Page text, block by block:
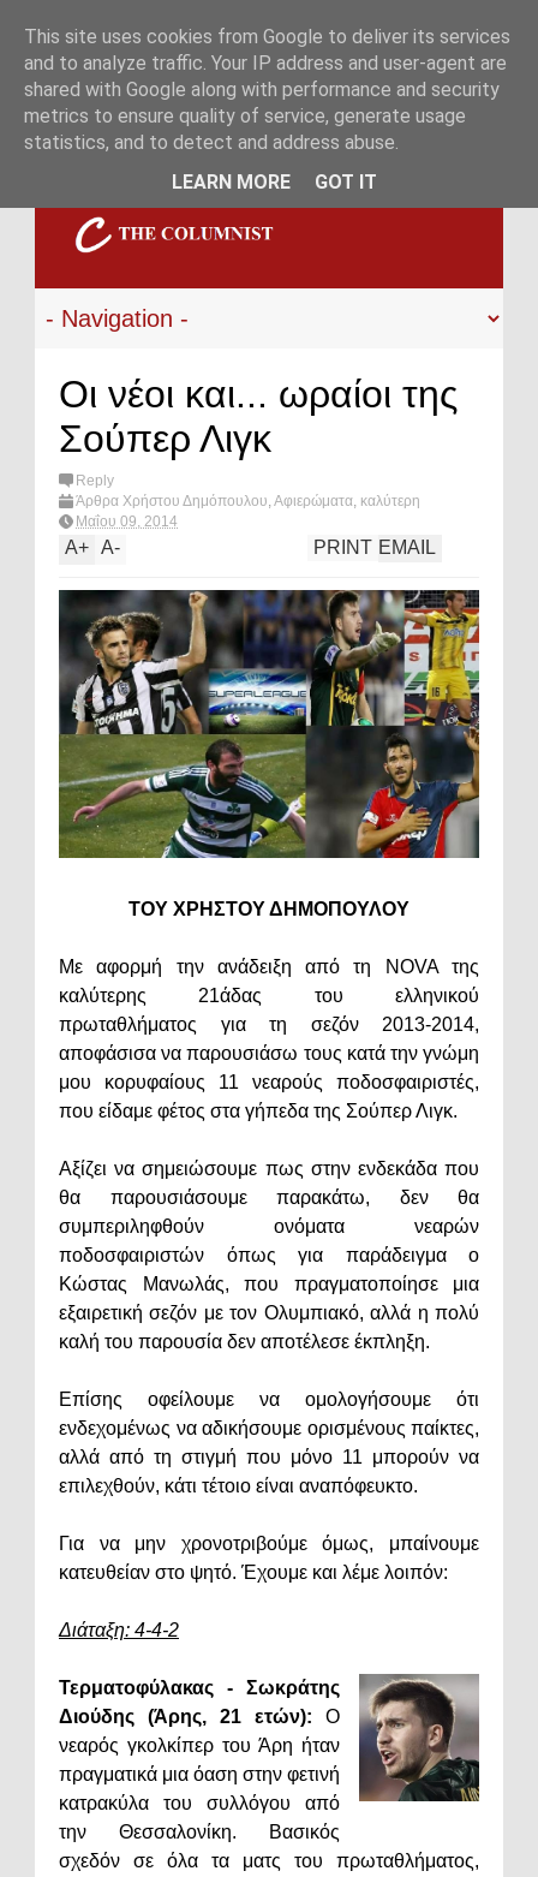
Οι νέοι και... ωραίοι της
Σούπερ Λιγκ
Reply
Άρθρα Χρήστου Δημόπουλου,Αφιερώματα, καλύτερη
ενδεκάδα νέοι ,
Μαΐου 09, 2014
A+ A- EMAIL
PRINT
ΤΟΥ ΧΡΗΣΤΟΥ ΔΗΜΟΠΟΥΛΟΥ
Με αφορμή την ανάδειξη από τη NOVA της
καλύτερης 21άδας του ελληνικού
πρωταθλήματος για τη σεζόν 2013-2014,
αποφάσισα να παρουσιάσω τους κατά την γνώμη
μου κορυφαίους 11 νεαρούς ποδοσφαιριστές,
που είδαμε φέτος στα γήπεδα της Σούπερ Λιγκ.
Αξίζει να σημειώσουμε πως στην ενδεκάδα που
θα παρουσιάσουμε παρακάτω, δεν θα
συμπεριληφθούν ονόματα νεαρών
ποδοσφαιριστών όπως για παράδειγμα ο
Κώστας Μανωλάς, που πραγματοποίησε μια
εξαιρετική σεζόν με τον Ολυμπιακό, αλλά η πολύ
καλή του παρουσία δεν αποτέλεσε έκπληξη.
Επίσης οφείλουμε να ομολογήσουμε ότι
ενδεχομένως να αδικήσουμε ορισμένους παίκτες,
αλλά από τη στιγμή που μόνο 11 μπορούν να
επιλεχθούν, κάτι τέτοιο είναι αναπόφευκτο.
Για να μην χρονοτριβούμε όμως, μπαίνουμε
κατευθείαν στο ψητό. Έχουμε και λέμε λοιπόν:
Διάταξη: 4-4-2
Τερματοφύλακας - Σωκράτης
Διούδης (Άρης, 21 ετών): Ο
νεαρός γκολκίπερ του Άρη ήταν
πραγματικά μια όαση στην φετινή
κατρακύλα του συλλόγου από
την Θεσσαλονίκη. Βασικός
σχεδόν σε όλα τα ματς του πρωταθλήματος,
This site uses cookies from Google to deliver its services
and to analyze traffic. Your IP address and user-agent are
shared with Google along with performance and security
metrics to ensure quality of service, generate usage
statistics, and to detect and address abuse.
LEARN MORE
GOT IT